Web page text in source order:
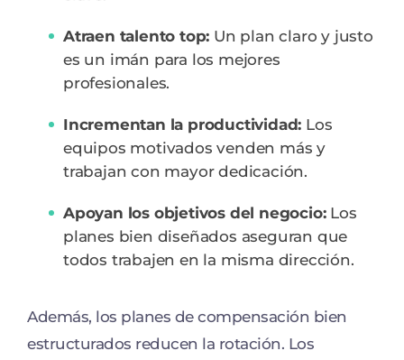
Atraen talento top: Un plan claro y justo
es un imán para los mejores
profesionales.
Incrementan la productividad: Los
equipos motivados venden más y
trabajan con mayor dedicación.
Apoyan los objetivos del negocio:Los
planes bien diseñados aseguran que
todos trabajen en la misma dirección.
Además, los planes de compensación bien
estructurados reducen la rotación. Los